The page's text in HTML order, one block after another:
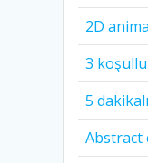
2D
3
5
Abstract